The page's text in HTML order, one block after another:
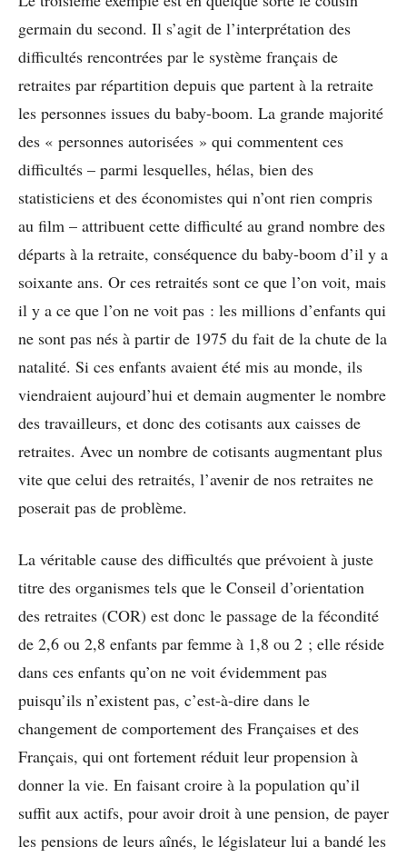
germain du second. Il s’agit de l’interprétation des
difficultés rencontrées par le système français de
retraites par répartition depuis que partent à la retraite
les personnes issues du baby-boom. La grande majorité
des « personnes autorisées » qui commentent ces
difficultés – parmi lesquelles, hélas, bien des
statisticiens et des économistes qui n’ont rien compris
au film – attribuent cette difficulté au grand nombre des
départs à la retraite, conséquence du baby-boom d’il y a
soixante ans. Or ces retraités sont ce que l’on voit, mais
il y a ce que l’on ne voit pas : les millions d’enfants qui
ne sont pas nés à partir de 1975 du fait de la chute de la
natalité. Si ces enfants avaient été mis au monde, ils
viendraient aujourd’hui et demain augmenter le nombre
des travailleurs, et donc des cotisants aux caisses de
retraites. Avec un nombre de cotisants augmentant plus
vite que celui des retraités, l’avenir de nos retraites ne
poserait pas de problème.
La véritable cause des difficultés que prévoient à juste
titre des organismes tels que le Conseil d’orientation
des retraites (COR) est donc le passage de la fécondité
de 2,6 ou 2,8 enfants par femme à 1,8 ou 2 ; elle réside
dans ces enfants qu’on ne voit évidemment pas
puisqu’ils n’existent pas, c’est-à-dire dans le
changement de comportement des Françaises et des
Français, qui ont fortement réduit leur propension à
donner la vie. En faisant croire à la population qu’il
suffit aux actifs, pour avoir droit à une pension, de payer
les pensions de leurs aînés, le législateur lui a bandé les